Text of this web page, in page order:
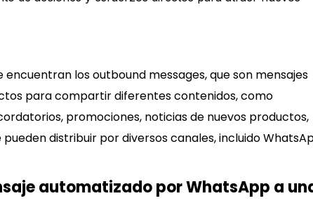
los outbound messages, que son mensajes
para compartir diferentes contenidos, como
promociones, noticias de nuevos productos,
distribuir por diversos canales,incluido
automatizado por WhatsApp a